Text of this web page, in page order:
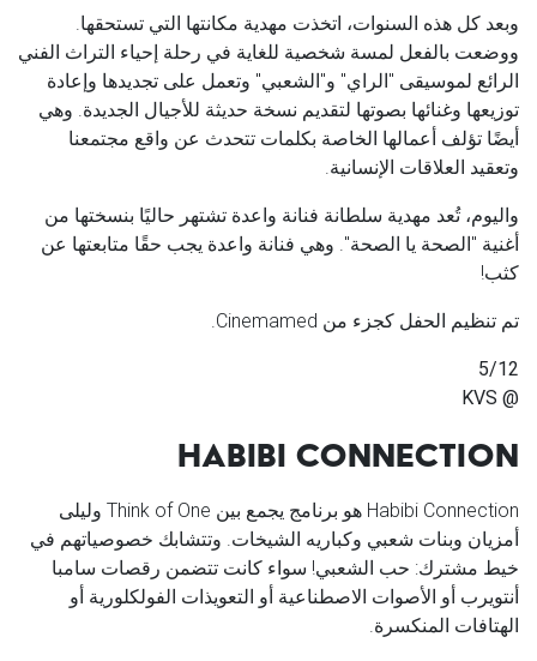
وبعد كل هذه السنوات، اتخذت مهدية مكانتها التي تستحقها.
ووضعت بالفعل لمسة شخصية للغاية في رحلة إحياء التراث الفني
الرائع لموسيقى "الراي" و"الشعبي" وتعمل على تجديدها وإعادة
توزيعها وغنائها بصوتها لتقديم نسخة حديثة للأجيال الجديدة. وهي
أيضًا تؤلف أعمالها الخاصة بكلمات تتحدث عن واقع مجتمعنا
وتعقيد العلاقات الإنسانية.
واليوم، تُعد مهدية سلطانة فنانة واعدة تشتهر حاليًا بنسختها من
أغنية "الصحة يا الصحة". وهي فنانة واعدة يجب حقًا متابعتها عن
كثب!
تم تنظيم الحفل كجزء من Cinemamed
.
5/12
@ KVS
HABIBI CONNECTION
Habibi Connection هو برنامج يجمع بين Think of One وليلى
أمزيان وبنات شعبي وكباريه الشيخات. وتتشابك خصوصياتهم في
خيط مشترك: حب الشعبي! سواء كانت تتضمن رقصات سامبا
أنتويرب أو الأصوات الاصطناعية أو التعويذات الفولكلورية أو
الهتافات المنكسرة.